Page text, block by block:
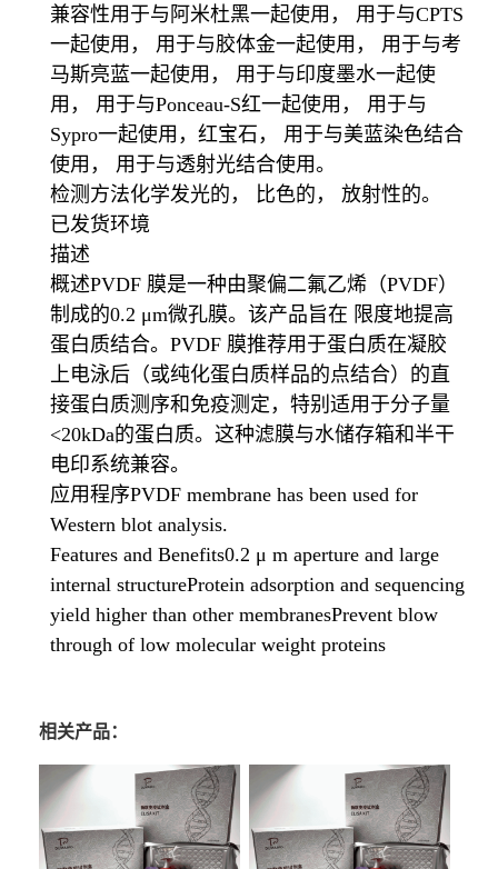
兼容性用于与阿米杜黑一起使用， 用于与CPTS
一起使用， 用于与胶体金一起使用， 用于与考
马斯亮蓝一起使用， 用于与印度墨水一起使
用， 用于与Ponceau-S红一起使用， 用于与
Sypro一起使用，红宝石， 用于与美蓝染色结合
使用， 用于与透射光结合使用。
检测方法化学发光的， 比色的， 放射性的。
已发货环境
描述
概述PVDF 膜是一种由聚偏二氟乙烯（PVDF）
制成的0.2 μm微孔膜。该产品旨在 限度地提高
蛋白质结合。PVDF 膜推荐用于蛋白质在凝胶
上电泳后（或纯化蛋白质样品的点结合）的直
接蛋白质测序和免疫测定，特别适用于分子量
<20kDa的蛋白质。这种滤膜与水储存箱和半干
电印系统兼容。
应用程序PVDF membrane has been used for
Western blot analysis.
Features and Benefits0.2 μ m aperture and large
internal structureProtein adsorption and sequencing
yield higher than other membranesPrevent blow
through of low molecular weight proteins
相关产品：